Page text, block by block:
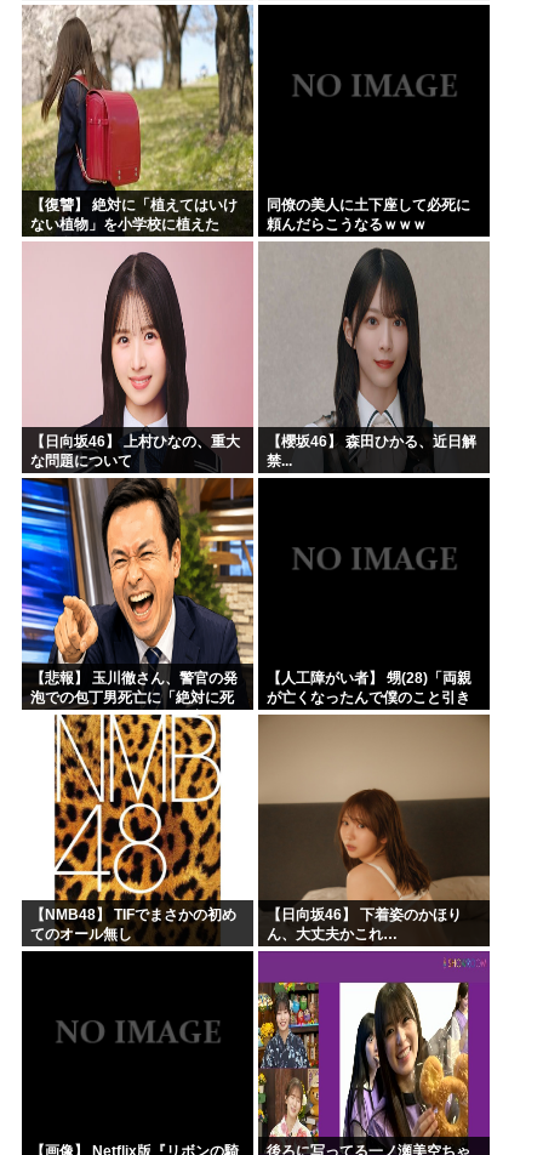
ｗｗｗ
【復讐】 絶対に「植えてはいけ
ない植物」を小学校に植えた
→20年経って見に行くと…
「！？」衝撃の光景が・・・
同僚の美人に土下座して必死に
頼んだらこうなるｗｗｗ
【日向坂46】 上村ひなの、重大
な問題について
【櫻坂46】 森田ひかる、近日解
禁...
【悲報】 玉川徹さん、警官の発
泡での包丁男死亡に「絶対に死
刑にならない罪なのに警察が死
刑にした！」 → 元警官のマジレ
スがコチラ → ………
【人工障がい者】 甥(28)「両親
が亡くなったんで僕のこと引き
取ってほしいんですけど！」な
【NMB48】 TIFでまさかの初め
てのオール無し
【日向坂46】 下着姿のかほり
ん、大丈夫かこれ…
【画像】 Netflix版『リボンの騎 後ろに写ってる一ノ瀬美空ちゃ